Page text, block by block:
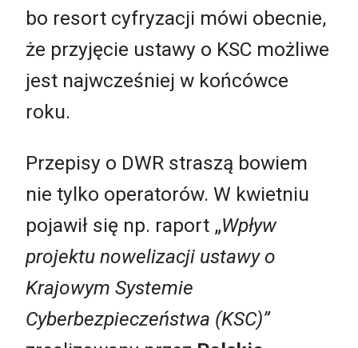
bo resort cyfryzacji mówi obecnie,
że przyjęcie ustawy o KSC możliwe
jest najwcześniej w końcówce
roku.
Przepisy o DWR straszą bowiem
nie tylko operatorów. W kwietniu
pojawił się np. raport „Wpływ
projektu nowelizacji ustawy o
Krajowym Systemie
Cyberbezpieczeństwa (KSC)”